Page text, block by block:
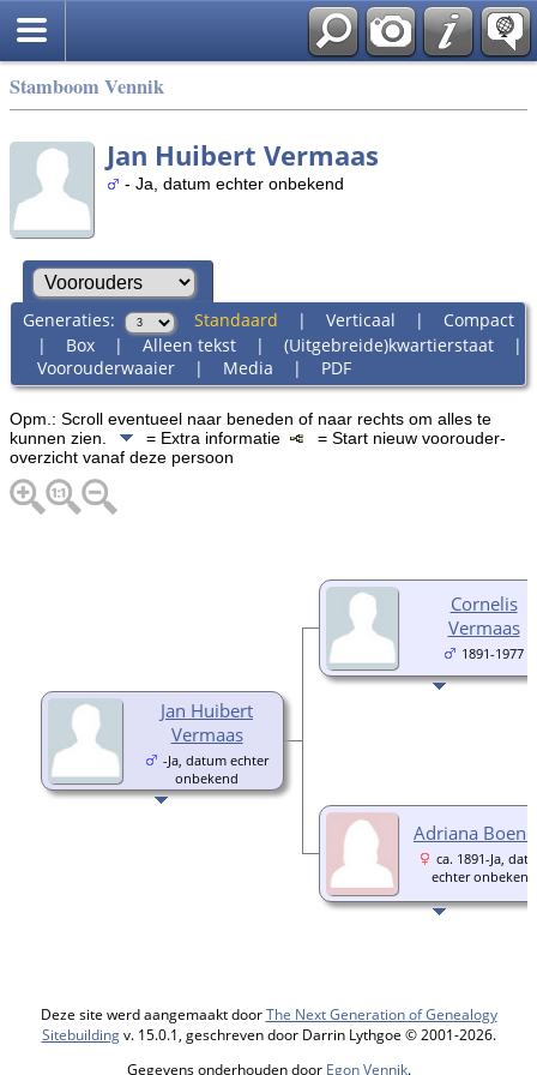
Stamboom Vennik
Jan Huibert Vermaas
- Ja, datum echter onbekend
Generaties: Standaard | Verticaal | Compact
| Box| Alleen tekst| (Uitgebreide)kwartierstaat|
Voorouderwaaier| Media | PDF
Opm.: Scroll eventueel naar beneden of naar rechts om alles te
kunnen zien.
= Extra informatie
= Start nieuw voorouder-
overzicht vanaf deze persoon
Jan Huibert
Vermaas
-Ja, datum echter
onbekend
Cornelis
Vermaas
1891-1977
Adriana
ca. 1891-Ja,
echter onbekend
Deze site werd aangemaakt doorThe Next Generation of Genealogy
Sitebuildingv. 15.0.1, geschreven door Darrin Lythgoe © 2001-2026.
Gegevens onderhouden door Egon Vennik.